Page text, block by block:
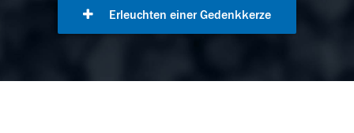
Erleuchten einer Gedenkkerze